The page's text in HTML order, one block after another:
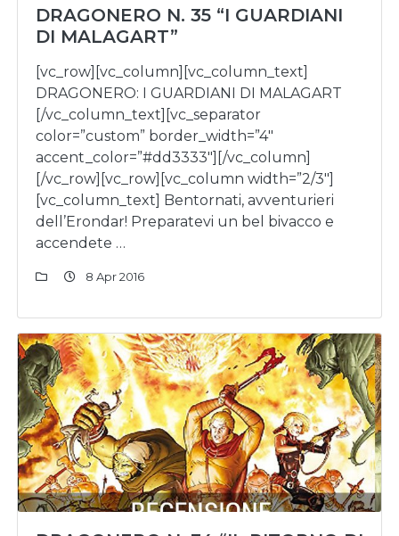
DRAGONERO N. 35 “I GUARDIANI
DI MALAGART”
[vc_row][vc_column][vc_column_text]
DRAGONERO: I GUARDIANI DI MALAGART
[/vc_column_text][vc_separator
color=”custom” border_width=”4″
accent_color=”#dd3333″][/vc_column]
[/vc_row][vc_row][vc_column width=”2/3″]
[vc_column_text] Bentornati, avventurieri
dell’Erondar! Preparatevi un bel bivacco e
accendete …
8 Apr 2016